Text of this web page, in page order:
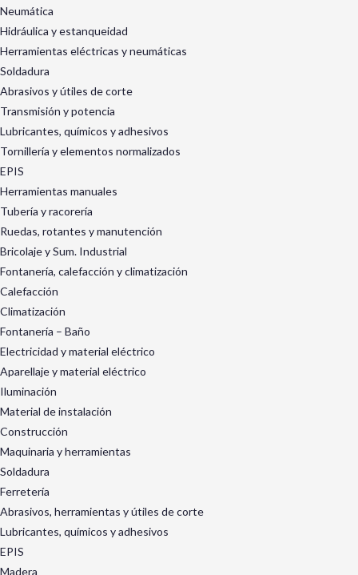
Neumática
Hidráulica y estanqueidad
Herramientas eléctricas y neumáticas
Soldadura
Abrasivos y útiles de corte
Transmisión y potencia
Lubricantes, químicos y adhesivos
Tornillería y elementos normalizados
EPIS
Herramientas manuales
Tubería y racorería
Ruedas, rotantes y manutención
Bricolaje y Sum. Industrial
Fontanería, calefacción y climatización
Calefacción
Climatización
Fontanería – Baño
Electricidad y material eléctrico
Aparellaje y material eléctrico
Iluminación
Material de instalación
Construcción
Maquinaria y herramientas
Soldadura
Ferretería
Abrasivos, herramientas y útiles de corte
Lubricantes, químicos y adhesivos
EPIS
Madera